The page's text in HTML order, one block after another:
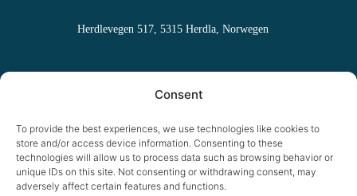
Consent
To provide the best experiences, we use technologies like cookies to
store and/or access device information. Consenting to these
technologies will allow us to process data such as browsing behavior or
unique IDs on this site. Not consenting or withdrawing consent, may
adversely affect certain features and functions.
Herdlevegen 517, 5315 Herdla, Norwegen
Informationen zu Cookies
Datenschutzbestimmungen